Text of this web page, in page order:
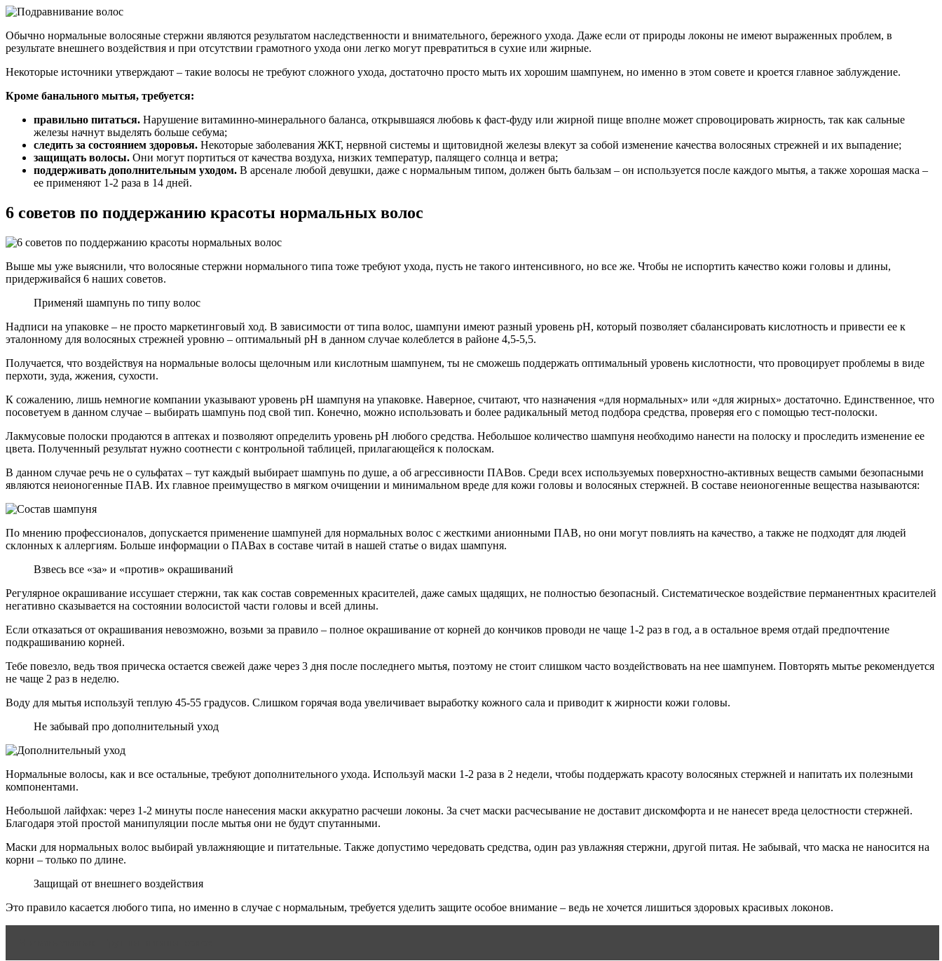
Обычно нормальные волосяные стержни являются результатом наследственности и внимательного, бережного ухода. Даже если от природы локоны не имеют выраженных проблем, в
результате внешнего воздействия и при отсутствии грамотного ухода они легко могут превратиться в сухие или жирные.
Некоторые источники утверждают – такие волосы не требуют сложного ухода, достаточно просто мыть их хорошим шампунем, но именно в этом совете и кроется главное заблуждение.
Кроме банального мытья, требуется:
правильно питаться. Нарушение витаминно-минерального баланса, открывшаяся любовь к фаст-фуду или жирной пище вполне может спровоцировать жирность, так как сальные
железы начнут выделять больше себума;
следить за состоянием здоровья. Некоторые заболевания ЖКТ, нервной системы и щитовидной железы влекут за собой изменение качества волосяных стрежней и их выпадение;
защищать волосы. Они могут портиться от качества воздуха, низких температур, палящего солнца и ветра;
поддерживать дополнительным уходом. В арсенале любой девушки, даже с нормальным типом, должен быть бальзам – он используется после каждого мытья, а также хорошая маска –
ее применяют 1-2 раза в 14 дней.
6 советов по поддержанию красоты нормальных волос
Выше мы уже выяснили, что волосяные стержни нормального типа тоже требуют ухода, пусть не такого интенсивного, но все же. Чтобы не испортить качество кожи головы и длины,
придерживайся 6 наших советов.
Применяй шампунь по типу волос
Надписи на упаковке – не просто маркетинговый ход. В зависимости от типа волос, шампуни имеют разный уровень pH, который позволяет сбалансировать кислотность и привести ее к
эталонному для волосяных стрежней уровню – оптимальный pH в данном случае колеблется в районе 4,5-5,5.
Получается, что воздействуя на нормальные волосы щелочным или кислотным шампунем, ты не сможешь поддержать оптимальный уровень кислотности, что провоцирует проблемы в виде
перхоти, зуда, жжения, сухости.
К сожалению, лишь немногие компании указывают уровень pH шампуня на упаковке. Наверное, считают, что назначения «для нормальных» или «для жирных» достаточно. Единственное, что
посоветуем в данном случае – выбирать шампунь под свой тип. Конечно, можно использовать и более радикальный метод подбора средства, проверяя его с помощью тест-полоски.
Лакмусовые полоски продаются в аптеках и позволяют определить уровень pH любого средства. Небольшое количество шампуня необходимо нанести на полоску и проследить изменение ее
цвета. Полученный результат нужно соотнести с контрольной таблицей, прилагающейся к полоскам.
В данном случае речь не о сульфатах – тут каждый выбирает шампунь по душе, а об агрессивности ПАВов. Среди всех используемых поверхностно-активных веществ самыми безопасными
являются неионогенные ПАВ. Их главное преимущество в мягком очищении и минимальном вреде для кожи головы и волосяных стержней. В составе неионогенные вещества называются:
По мнению профессионалов, допускается применение шампуней для нормальных волос с жесткими анионными ПАВ, но они могут повлиять на качество, а также не подходят для людей
склонных к аллергиям. Больше информации о ПАВах в составе читай в нашей статье о видах шампуня.
Взвесь все «за» и «против» окрашиваний
Регулярное окрашивание иссушает стержни, так как состав современных красителей, даже самых щадящих, не полностью безопасный. Систематическое воздействие перманентных красителей
негативно сказывается на состоянии волосистой части головы и всей длины.
Если отказаться от окрашивания невозможно, возьми за правило – полное окрашивание от корней до кончиков проводи не чаще 1-2 раз в год, а в остальное время отдай предпочтение
подкрашиванию корней.
Тебе повезло, ведь твоя прическа остается свежей даже через 3 дня после последнего мытья, поэтому не стоит слишком часто воздействовать на нее шампунем. Повторять мытье рекомендуется
не чаще 2 раз в неделю.
Воду для мытья используй теплую 45-55 градусов. Слишком горячая вода увеличивает выработку кожного сала и приводит к жирности кожи головы.
Не забывай про дополнительный уход
Нормальные волосы, как и все остальные, требуют дополнительного ухода. Используй маски 1-2 раза в 2 недели, чтобы поддержать красоту волосяных стержней и напитать их полезными
компонентами.
Небольшой лайфхак: через 1-2 минуты после нанесения маски аккуратно расчеши локоны. За счет маски расчесывание не доставит дискомфорта и не нанесет вреда целостности стержней.
Благодаря этой простой манипуляции после мытья они не будут спутанными.
Маски для нормальных волос выбирай увлажняющие и питательные. Также допустимо чередовать средства, один раз увлажняя стержни, другой питая. Не забывай, что маска не наносится на
корни – только по длине.
Защищай от внешнего воздействия
Это правило касается любого типа, но именно в случае с нормальным, требуется уделить защите особое внимание – ведь не хочется лишиться здоровых красивых локонов.